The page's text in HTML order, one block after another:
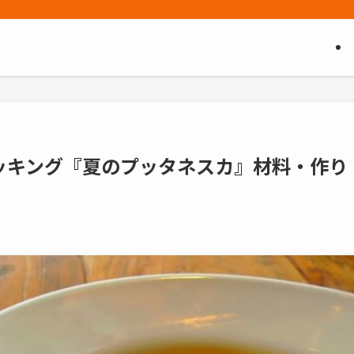
ング『夏のプッタネスカ』材料・作り